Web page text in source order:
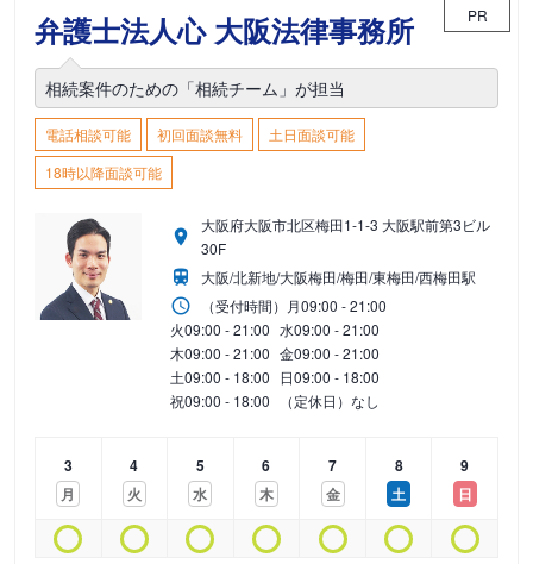
弁護士法人心 大阪法律事務所 PR
相続案件のための「相続チーム」が担当
電話相談可能 初回面談無料
土日面談可能
18時以降面談可能
大阪府大阪市北区梅田1-1-3 大阪駅前第3ビル
30F
大阪/北新地/大阪梅田/梅田/東梅田/西梅田駅
（受付時間） 月09:00 - 21:00
火09:00 - 21:00 水09:00 - 21:00
木09:00 - 21:00 金09:00 - 21:00
土09:00 - 18:00 日09:00 - 18:00
祝09:00 - 18:00 （定休日）なし
3
月
4
火
5
水
6
木
7
金
8
土
9
日